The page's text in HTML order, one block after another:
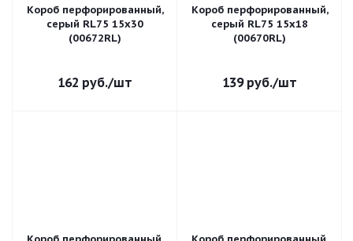
Короб перфорированный,
серый RL75 15x30
(00672RL)
162 руб./шт
Короб перфорированный,
серый RL75 15x18
(00670RL)
139руб./шт